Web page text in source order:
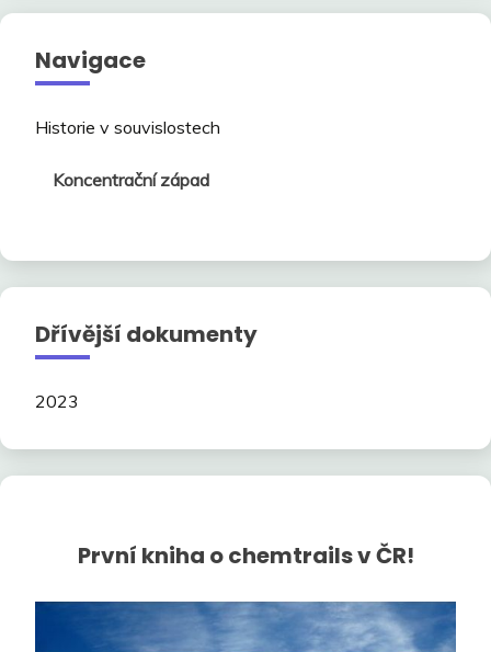
Navigace
Historie v souvislostech
Koncentrační západ
Dřívější dokumenty
2023
První kniha o chemtrails v ČR!